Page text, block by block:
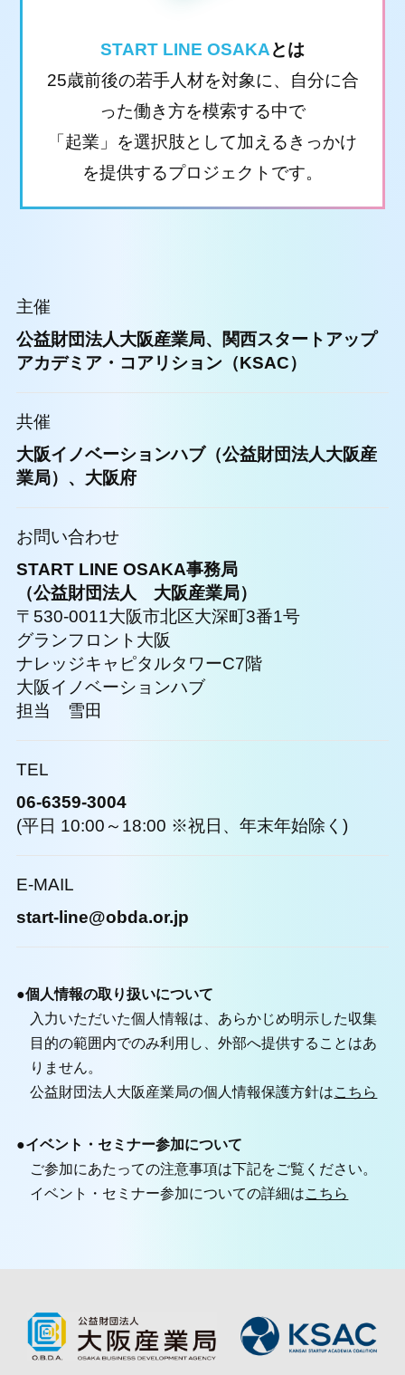
START LINE OSAKAとは
25歳前後の若手人材を対象に、自分に合
った働き方を模索する中で
「起業」を選択肢として加えるきっかけ
を提供するプロジェクトです。
主催
公益財団法人大阪産業局、関西スタートアップ
アカデミア・コアリション（KSAC）
共催
大阪イノベーションハブ（公益財団法人大阪産
業局）、大阪府
お問い合わせ
START LINE OSAKA事務局
（公益財団法人 大阪産業局）
〒530-0011大阪市北区大深町3番1号
グランフロント大阪
ナレッジキャピタルタワーC7階
大阪イノベーションハブ
担当 雪田
TEL
06-6359-3004
(平日 10:00～18:00 ※祝日、年末年始除く)
E-MAIL
start-line@obda.or.jp
●個人情報の取り扱いについて
入力いただいた個人情報は、あらかじめ明示した収集
目的の範囲内でのみ利用し、外部へ提供することはあ
りません。
公益財団法人大阪産業局の個人情報保護方針はこちら
●イベント・セミナー参加について
ご参加にあたっての注意事項は下記をご覧ください。
イベント・セミナー参加についての詳細はこちら